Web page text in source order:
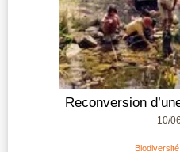
Reconversion
10/
Biodiversité